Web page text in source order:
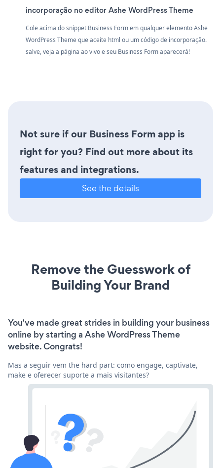
incorporação no editor Ashe WordPress Theme
Cole acima do snippet Business Form em qualquer elemento Ashe
WordPress Theme que aceite html ou um código de incorporação.
salve, veja a página ao vivo e seu Business Form aparecerá!
Not sure if our Business Form app is
right for you? Find out more about its
features and integrations.
See the details
Remove the Guesswork of
Building Your Brand
You've made great strides in building your business
online by starting a Ashe WordPress Theme
website. Congrats!
Mas a seguir vem the hard part: como engage, captivate,
make e oferecer suporte a mais visitantes?